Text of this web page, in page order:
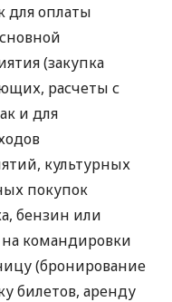
для оплаты
(закупка
расчеты с
и для
культурных
покупок
бензин или
на командировки
(бронирование
билетов, аренду